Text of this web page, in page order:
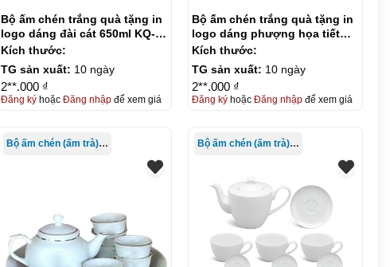
Bộ ấm chén trắng quà tặng in
logo dáng đài cát 650ml KQ-
ACT15
Kích thước:
TG sản xuất: 10 ngày
2**.000 ₫
Đăng kýhoặc Đăng nhậpđể xem giá
Bộ ấm chén trắng quà tặng in
logo dáng phượng họa tiết
trúc vẻ vàng 500ml KQ-ACT16
Kích thước:
TG sản xuất: 10 ngày
2**.000 ₫
Đăng kýhoặc Đăng nhậpđể xem giá
Bộ ấm chén (ấm trà) in logo Bộ ấm chén (ấm trà) in logo